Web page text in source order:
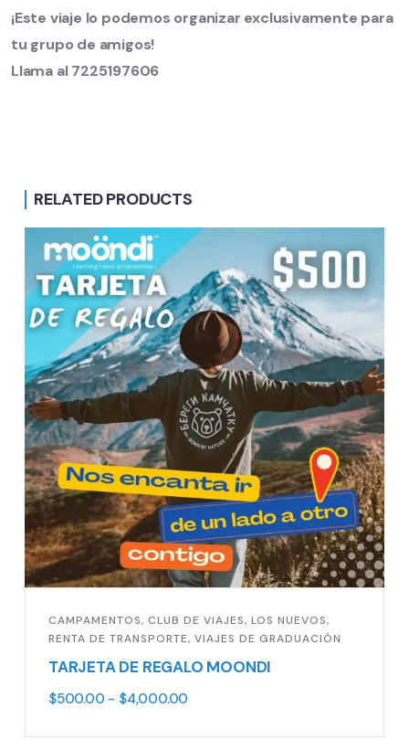
¡Este viaje lo podemos organizar exclusivamente para
tu grupo de amigos!
Llama al 7225197606
RELATED PRODUCTS
CAMPAMENTOS, CLUB DE VIAJES, LOS NUEVOS,
RENTA DE TRANSPORTE, VIAJES DE GRADUACIÓN
TARJETA DE REGALO MOONDI
$500.00 - $4,000.00